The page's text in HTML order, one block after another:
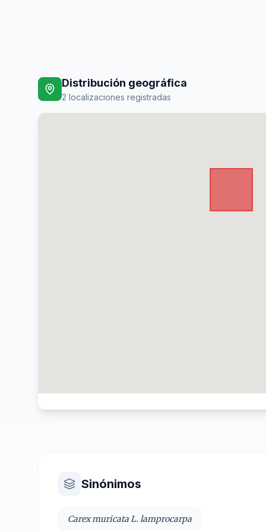
Distribución geográfica
2 localizaciones registradas
Sinónimos
Carex muricata L. lamprocarpa